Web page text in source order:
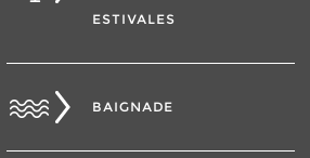
ESTIVALES
BAIGNADE